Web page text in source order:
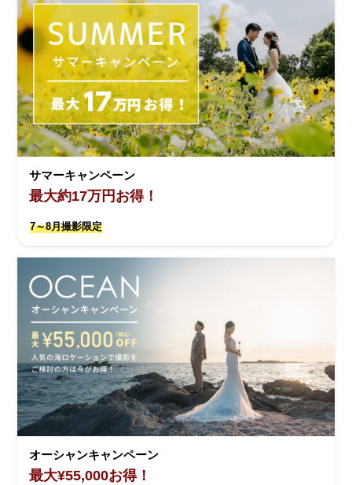
サマーキャンペーン
最大約17万円お得！
7～8月撮影限定
オーシャンキャンペーン
最大¥55,000お得！